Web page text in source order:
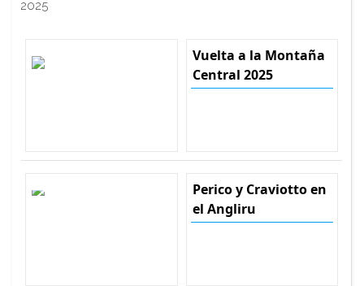
2025
Vuelta a la Montaña
Central 2025
Perico y Craviotto en
el Angliru